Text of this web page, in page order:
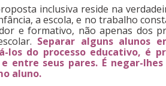
inclusiva reside na
a escola, e no trabalho
e formativo, não apenas dos
Separar alguns alunos
los do processo educativo, é
entre seus pares. É negar-
aluno.